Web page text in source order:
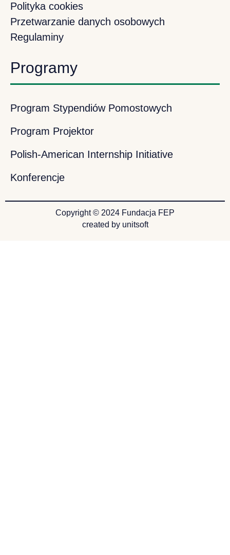
Polityka cookies
Przetwarzanie danych osobowych
Regulaminy
Programy
Program Stypendiów Pomostowych
Program Projektor
Polish-American Internship Initiative
Konferencje
Copyright © 2024 Fundacja FEP
created by unitsoft